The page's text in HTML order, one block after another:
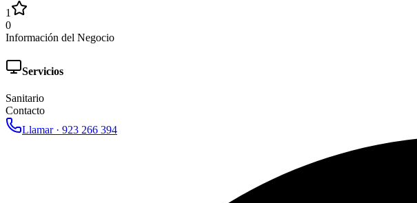
1
0
Información del Negocio
Servicios
Sanitario
Contacto
Llamar · 923 266 394